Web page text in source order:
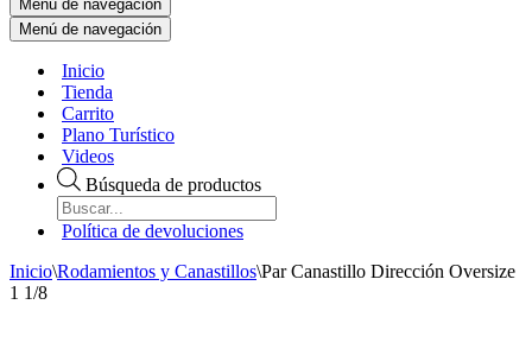
Menú de navegación
Menú de navegación
Inicio
Tienda
Carrito
Plano Turístico
Videos
Búsqueda de productos
Política de devoluciones
Inicio\Rodamientos y Canastillos\Par Canastillo Dirección Oversize
1 1/8